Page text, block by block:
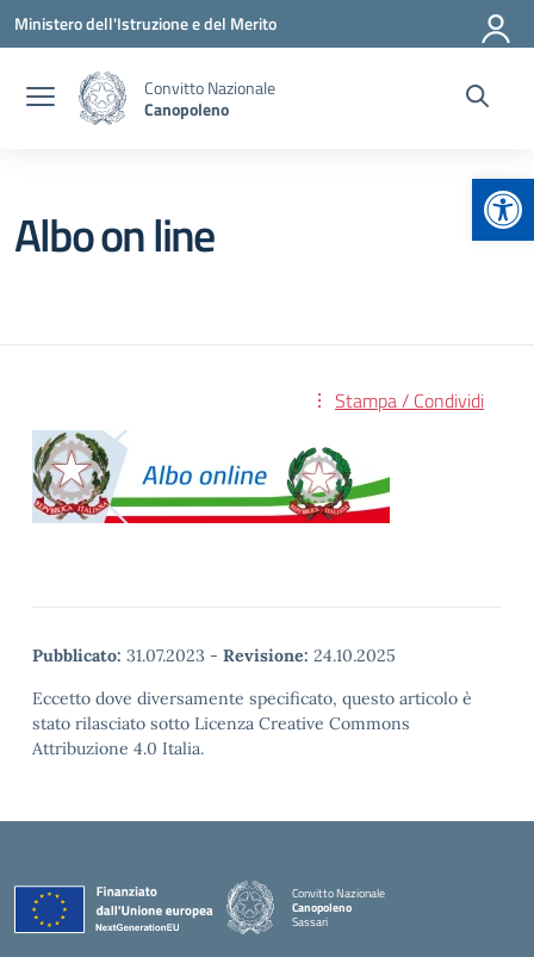
Vai ai contenuti
Vai al menu di navigazione
Vai al footer
Ministero dell'Istruzione e del Merito
Convitto Nazionale
Canopoleno
Albo on line
Stampa / Condividi
Pubblicato: 31.07.2023 - Revisione: 24.10.2025
Eccetto dove diversamente specificato, questo articolo è
stato rilasciato sotto Licenza Creative Commons
Attribuzione 4.0 Italia.
Convitto Nazionale
Canopoleno
Sassari